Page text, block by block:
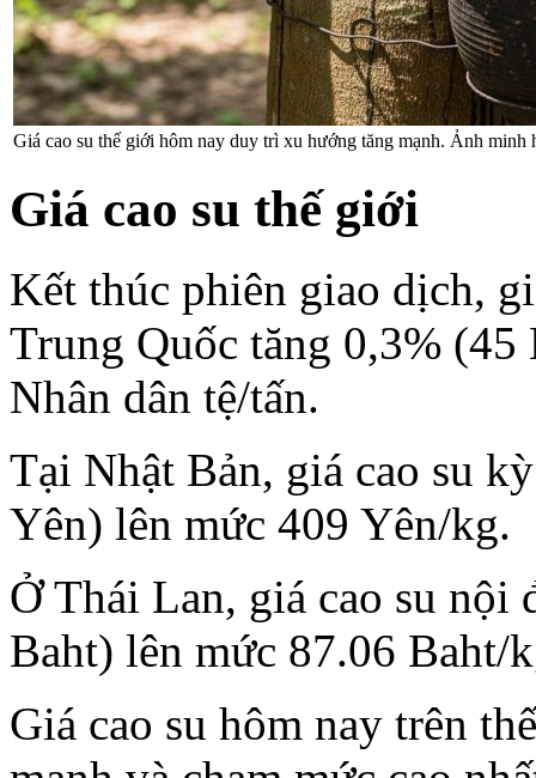
Giá cao su thế giới hôm nay duy trì xu hướng tăng mạnh. Ảnh minh
Giá cao su thế giới
Kết thúc phiên giao dịch,
Trung Quốc tăng 0,3% (45
Nhân dân tệ/tấn.
Tại Nhật Bản, giá cao su
Yên) lên mức 409 Yên/kg.
Ở Thái Lan, giá cao su nội
Baht) lên mức 87.06 Baht/
Giá cao su hôm nay trên